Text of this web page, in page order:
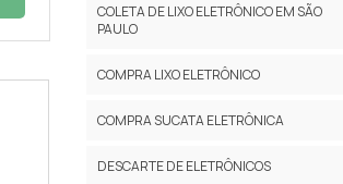
COLETA DE LIXO ELETRÔNICO EM SÃO
PAULO
COMPRA LIXO ELETRÔNICO
COMPRA SUCATA ELETRÔNICA
DESCARTE DE ELETRÔNICOS